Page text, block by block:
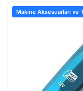
Makine Aksesuarları ve